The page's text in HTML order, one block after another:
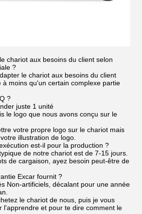
chariot aux besoins du client selon
?
le chariot aux besoins du client
à moins qu'un certain complexe partie
?
juste 1 unité
le logo que nous avons conçu sur le
votre propre logo sur le chariot mais
illustration de logo.
est-il pour la production ?
de notre chariot est de 7-15 jours.
de cargaison, ayez besoin peut-être de
Excar fournit ?
Non-artificiels, décalant pour une année
le chariot de nous, puis je vous
l'apprendre et pour te dire comment le